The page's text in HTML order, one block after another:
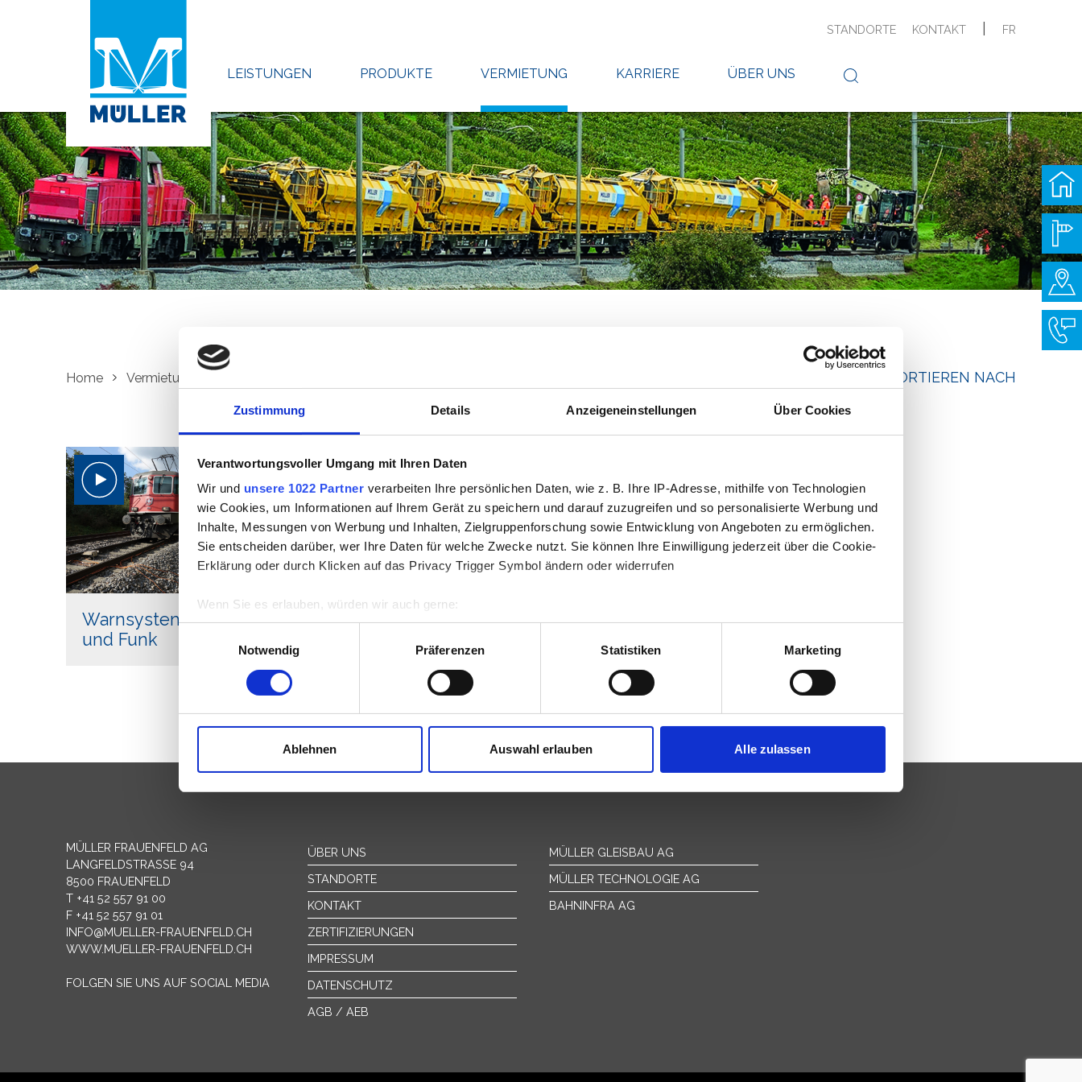
Zustimmung Details Anzeigeneinstellungen Über Cookies
Verantwortungsvoller Umgang mit Ihren Daten
Wir und unsere 1022 Partner verarbeiten Ihre persönlichen Daten, wie z. B. Ihre IP-Adresse, mithilfe von Technologien
wie Cookies, um Informationen auf Ihrem Gerät zu speichern und darauf zuzugreifen und so personalisierte Werbung und
Inhalte, Messungen von Werbung und Inhalten, Zielgruppenforschung sowie Entwicklung von Angeboten zu ermöglichen.
Sie entscheiden darüber, wer Ihre Daten für welche Zwecke nutzt. Sie können Ihre Einwilligung jederzeit über die Cookie-
Erklärung oder durch Klicken auf das Privacy Trigger Symbol ändern oder widerrufen
Wenn Sie es erlauben, würden wir auch gerne:
Informationen über Ihre geografische Lage erfassen, welche bis auf einige Meter genau sein können
Ihr Gerät durch aktives Scannen nach bestimmten Merkmalen (Fingerprinting) identifizieren
Erfahren Sie mehr darüber, wie Ihre persönlichen Daten verarbeitet werden, und legen Sie Ihre Präferenzen imAbschnitt
Einzelheitenfest.
Wir verwenden Cookies, um Inhalte und Anzeigen zu personalisieren, Funktionen für soziale Medien anbieten zu können
und die Zugriffe auf unsere Website zu analysieren. Außerdem geben wir Informationen zu Ihrer Verwendung unserer
Notwendig
Präferenzen Statistiken Marketing
Ablehnen Auswahl erlauben Alle zulassen
STANDORTE KONTAKT FR
LEISTUNGEN PRODUKTE VERMIETUNG KARRIERE ÜBER UNS
Home Vermietung SORTIEREN NACH
Warnsysteme Kabel
und Funk
MÜLLER FRAUENFELD AG
LANGFELDSTRASSE 94
8500 FRAUENFELD
T +41 52 557 91 00
F +41 52 557 91 01
INFO@MUELLER-FRAUENFELD.CH
WWW.MUELLER-FRAUENFELD.CH
FOLGEN SIE UNS AUF SOCIAL MEDIA
ÜBER UNS
STANDORTE
KONTAKT
ZERTIFIZIERUNGEN
IMPRESSUM
DATENSCHUTZ
AGB / AEB
MÜLLER GLEISBAU AG
MÜLLER TECHNOLOGIE AG
BAHNINFRA AG